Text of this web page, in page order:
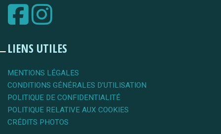
LIENS UTILES
MENTIONS LÉGALES
CONDITIONS GÉNÉRALES D'UTILISATION
POLITIQUE DE CONFIDENTIALITÉ
POLITIQUE RELATIVE AUX COOKIES
CRÉDITS PHOTOS